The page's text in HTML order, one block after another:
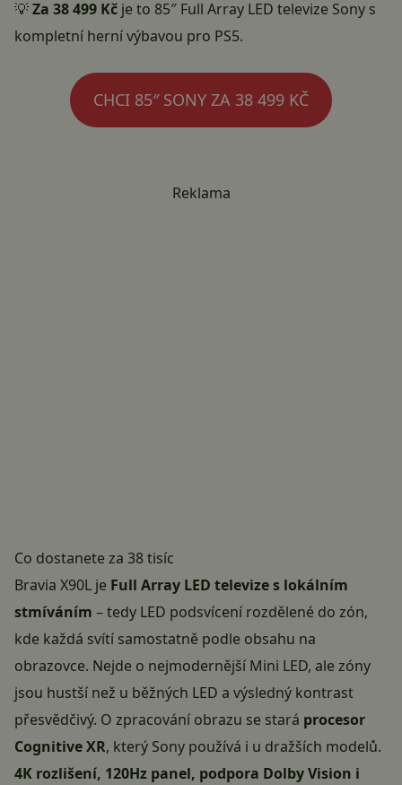
💡Za 38 499 Kč je to 85″ Full Array LED televize Sony s
kompletní herní výbavou pro PS5.
CHCI 85″ SONY ZA 38 499 KČ
Reklama
Co dostanete za 38 tisíc
Bravia X90L je Full Array LED televize s lokálním
stmíváním – tedy LED podsvícení rozdělené do zón,
kde každá svítí samostatně podle obsahu na
obrazovce. Nejde o nejmodernější Mini LED, ale zóny
jsou hustší než u běžných LED a výsledný kontrast
přesvědčivý. O zpracování obrazu se stará procesor
Cognitive XR, který Sony používá i u dražších modelů.
4K rozlišení, 120Hz panel, podpora Dolby Vision i